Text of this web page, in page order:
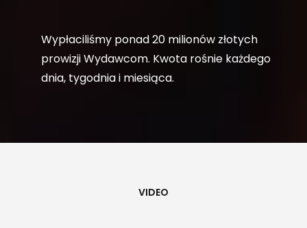
Wypłaciliśmy ponad 20 milionów złotych
prowizji Wydawcom. Kwota rośnie każdego
dnia, tygodnia i miesiąca.
VIDEO